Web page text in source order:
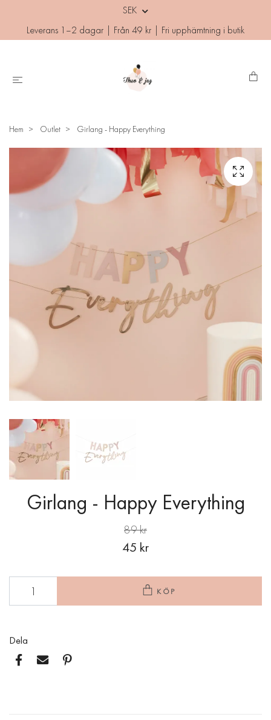
SEK
Leverans 1–2 dagar | Från 49 kr | Fri upphämtning i butik
Hem Outlet Girlang - Happy Everything
Girlang - Happy Everything
89 kr
45 kr
KÖP
Dela